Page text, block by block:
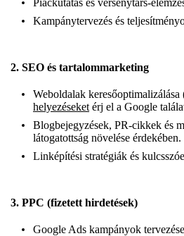
Piackutatás és versenytárs-
Kampánytervezés és
2. SEO és tartalommarketing
Weboldalak
helyezéseket érj el a Google
Blogbejegyzések, PR-cikkek és
látogatottság növelése érdekében.
Linképítési stratégiák és
3. PPC (fizetett hirdetések)
Google Ads kampányok